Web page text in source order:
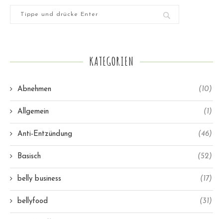
KATEGORIEN
Abnehmen (10)
Allgemein (1)
Anti-Entzündung (46)
Basisch (52)
belly business (17)
bellyfood (31)